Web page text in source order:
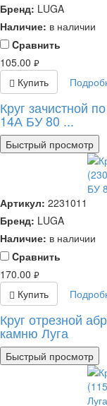
Бренд: LUGA
Наличие: в наличии
Cравнить
105.00 руб.
Купить
Круг зачистной
14А БУ 80 ...
Быстрый просмотр
Артикул: 2231011
Бренд: LUGA
Наличие: в наличии
Cравнить
170.00 руб.
Купить
Круг отрезной
камню Луга
Быстрый просмотр